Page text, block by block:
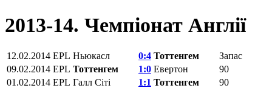
2013-14. Чемпіонат Англії
12.02.2014 EPL Ньюкасл 0:4 Тоттенгем
Запас
09.02.2014 EPL Тоттенгем 1:0 Евертон
90
01.02.2014 EPL Галл Сіті 1:1 Тоттенгем
90